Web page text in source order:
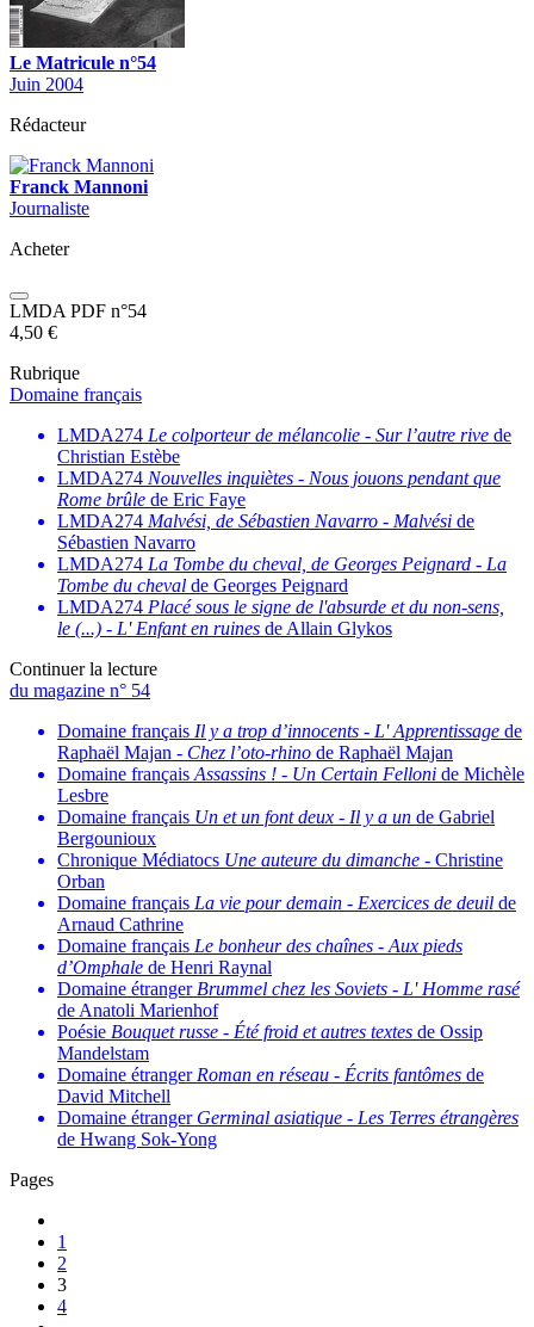
Le Matricule n°54
Juin 2004
Rédacteur
Franck Mannoni
Journaliste
Acheter
LMDA PDF n°54
4,50 €
Rubrique
Domaine français
LMDA274 Le colporteur de mélancolie - Sur l’autre rive de
Christian Estèbe
LMDA274 Nouvelles inquiètes - Nous jouons pendant que
Rome brûle de Eric Faye
LMDA274 Malvési, de Sébastien Navarro - Malvési de
Sébastien Navarro
LMDA274 La Tombe du cheval, de Georges Peignard - La
Tombe du cheval de Georges Peignard
LMDA274 Placé sous le signe de l'absurde et du non-sens,
le (...) - L' Enfant en ruines de Allain Glykos
Continuer la lecture
du magazine n° 54
Domaine français Il y a trop d’innocents - L' Apprentissage de
Raphaël Majan - Chez l’oto-rhino de Raphaël Majan
Domaine françaisAssassins ! - Un Certain Felloni de Michèle
Lesbre
Domaine français Un et un font deux - Il y a un de Gabriel
Bergounioux
Chronique Médiatocs Une auteure du dimanche - Christine
Orban
Domaine français La vie pour demain - Exercices de deuil de
Arnaud Cathrine
Domaine français Le bonheur des chaînes -Aux pieds
d’Omphale de Henri Raynal
Domaine étrangerBrummel chez les Soviets - L' Homme rasé
de Anatoli Marienhof
Poésie Bouquet russe - Été froid et autres textes de Ossip
Mandelstam
Domaine étrangerRoman en réseau - Écrits fantômes de
David Mitchell
Domaine étranger Germinal asiatique - Les Terres étrangères
de Hwang Sok-Yong
Pages
1
2
3
4